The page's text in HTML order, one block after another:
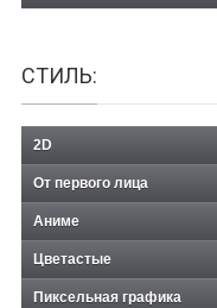
СТИЛЬ:
2D
От первого лица
Аниме
Цветастые
Пиксельная графика